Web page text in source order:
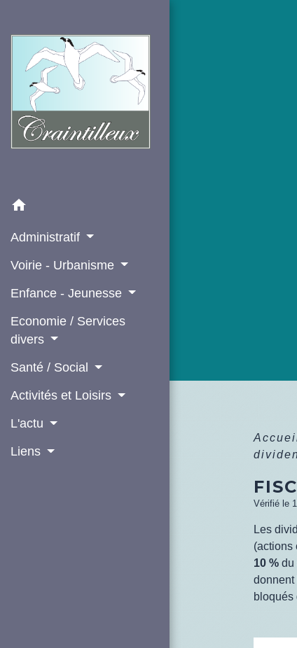
home
Administratif
Voirie - Urbanisme
Enfance - Jeunesse
Economie / Services
divers
Santé / Social
Activités et Loisirs
L'actu
Liens
Vérifié le
Les
(actions
10 %du
donnent
bloqués